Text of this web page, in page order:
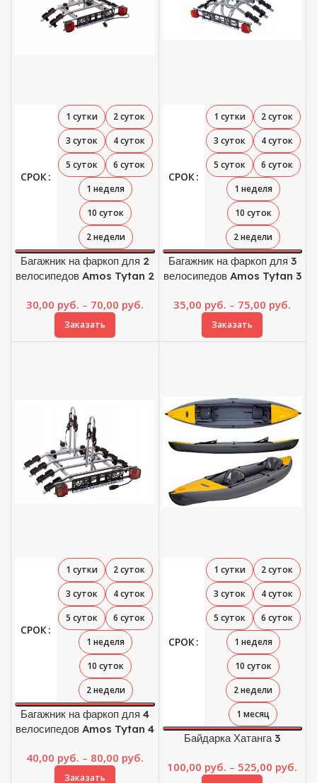
СРОК
1 сутки
2 суток
3 суток
4 суток
5 суток
6 суток
1 неделя
10 суток
2 недели
Багажник на фаркоп для 2
велосипедов Amos Tytan 2
30,00 руб. – 70,00 руб.Диапазон
Заказать
СРОК
1 сутки
2 суток
3 суток
4 суток
5 суток
6 суток
1 неделя
10 суток
2 недели
Багажник на фаркоп для 3
велосипедов Amos Tytan 3
35,00 руб. – 75,00 руб.
Заказать
СРОК
1 сутки
2 суток
3 суток
4 суток
5 суток
6 суток
1 неделя
10 суток
2 недели
Багажник на фаркоп для 4
велосипедов Amos Tytan 4
40,00 руб. – 80,00 руб.Диапазон
Заказать
СРОК
1 сутки
2 суток
3 суток
4 суток
5 суток
6 суток
1 неделя
10 суток
2 недели
1 месяц
Байдарка Хатанга 3
100,00 руб. – 525,00 руб.